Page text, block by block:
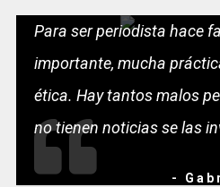
Para ser periodista hace
importante, mucha
ética. Hay tantos malos
no tienen noticias se las
-